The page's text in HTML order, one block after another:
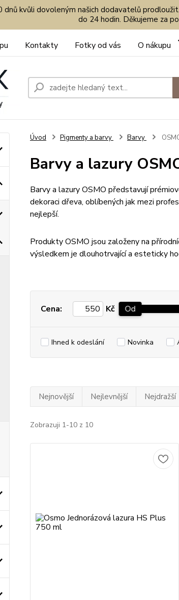
dnů kvůli dovoleným našich dodavatelů
do 24 hodin. Děkujeme za
Kontakty Fotky od vás O nákupu
Úvod Pigmenty a barvy Barvy
Barvy a lazury
Barvy a lazury OSMO představují
dekoraci dřeva, oblíbených jak mezi
nejlepší.
Produkty OSMO jsou založeny na
výsledkem je dlouhotrvající a esteticky
Cena: Kč Od
Ihned k odeslání Novinka
Nejnovější Nejlevnější Nejdražší
Zobrazuji 1-10 z 10